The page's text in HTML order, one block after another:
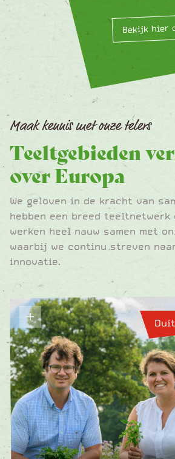
Bekijk hier
Maak kennis met onze telers
Teeltgebieden
over Europa
We geloven in de kracht van
hebben een breed teeltnetwerk
werken heel nauw samen met
waarbij we continu streven
innovatie.